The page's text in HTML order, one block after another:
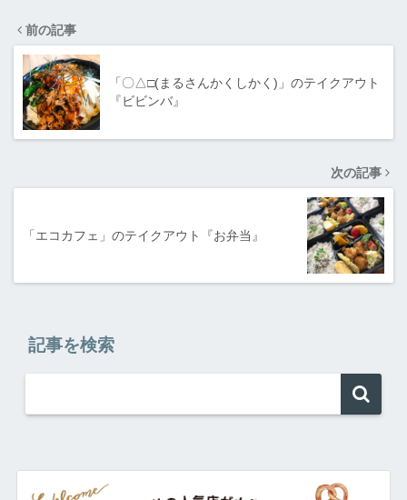
前の記事
「〇△□(まるさんかくしかく)」のテイクアウト
『ビビンバ』
次の記事
「エコカフェ」のテイクアウト『お弁当』
記事を検索